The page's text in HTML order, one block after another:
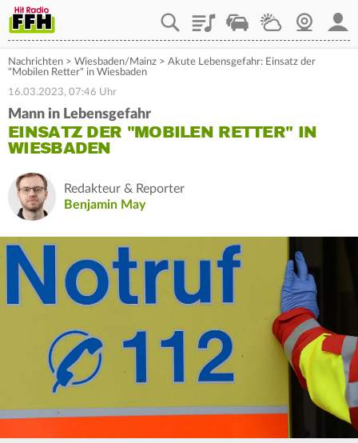
PlaylistStaupilotWetterWebcam
Nachrichten > Wiesbaden/Mainz > Akute Lebensgefahr: Einsatz der
"Mobilen Retter" in Wiesbaden
16.03.2023, 07:46 Uhr
Mann in Lebensgefahr
EINSATZ DER "MOBILEN RETTER" IN
WIESBADEN
Redakteur & Reporter
Benjamin May